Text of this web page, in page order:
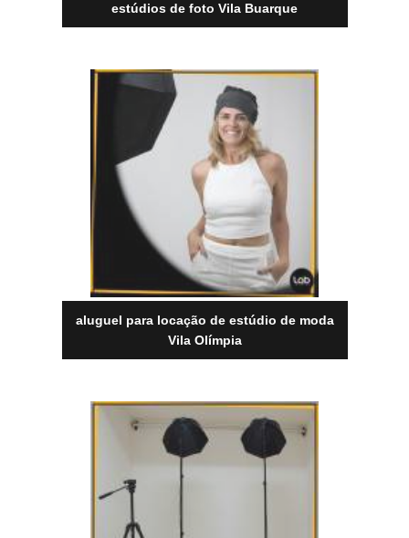
estúdios de foto Vila Buarque
aluguel para locação de estúdio de moda
Vila Olímpia